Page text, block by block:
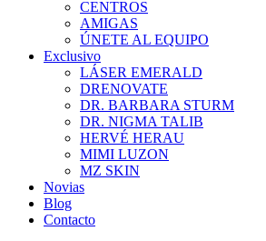
CENTROS
AMIGAS
ÚNETE AL EQUIPO
Exclusivo
LÁSER EMERALD
DRENOVATE
DR. BARBARA STURM
DR. NIGMA TALIB
HERVÉ HERAU
MIMI LUZON
MZ SKIN
Novias
Blog
Contacto